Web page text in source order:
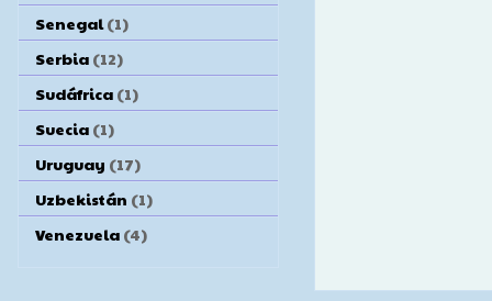
Senegal (1)
Serbia (12)
Sudáfrica (1)
Suecia (1)
Uruguay (17)
Uzbekistán (1)
Venezuela (4)